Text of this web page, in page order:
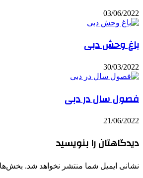
03/06/2022
باغ وحش دبی
30/03/2022
فصول سال در دبی
21/06/2022
دیدگاهتان را بنویسید
نشانی ایمیل شما منتشر نخواهد شد.